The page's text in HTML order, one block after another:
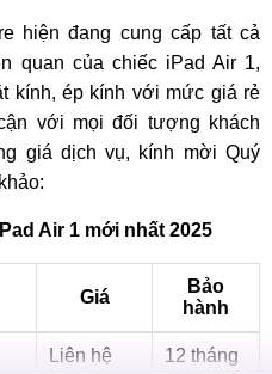
hiện đang cung cấp tất cả
quan của chiếc iPad Air 1,
kính, ép kính với mức giá rẻ
với mọi đối tượng khách
giá dịch vụ, kính mời Quý
Air 1 mới nhất 2025
Giá
Bảo
hành
Liên hệ 12 tháng